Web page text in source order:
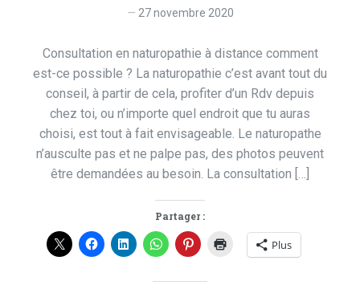
27 novembre 2020
Consultation en naturopathie à distance comment
est-ce possible ? La naturopathie c’est avant tout du
conseil, à partir de cela, profiter d’un Rdv depuis
chez toi, ou n’importe quel endroit que tu auras
choisi, est tout à fait envisageable. Le naturopathe
n’ausculte pas et ne palpe pas, des photos peuvent
être demandées au besoin. La consultation […]
Partager :
Plus